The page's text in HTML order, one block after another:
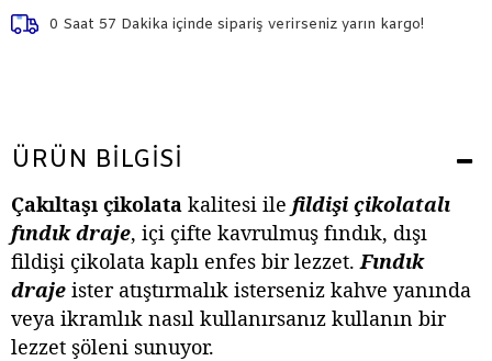
0 Saat 57 Dakika içinde sipariş verirseniz yarın kargo!
ÜRÜN BILGISI
Çakıltaşı çikolata kalitesi ile fildişi çikolatalı
fındık draje, içi çifte kavrulmuş fındık, dışı
fildişi çikolata kaplı enfes bir lezzet. Fındık
draje ister atıştırmalık isterseniz kahve yanında
veya ikramlık nasıl kullanırsanız kullanın bir
lezzet şöleni sunuyor.